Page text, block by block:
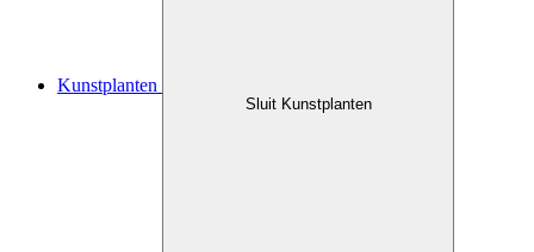
Kunstplanten
Sluit Kunstplanten